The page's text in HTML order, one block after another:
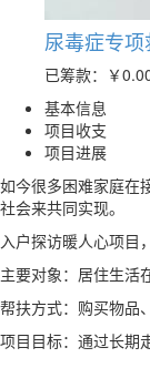
尿毒症专项
已筹款： ￥
基本信息
项目收支
项目进展
如今很多困难家庭在
社会来共同实现。
入户探访暖人心项目
主要对象：居住生活
帮扶方式：购买物品
项目目标：通过长期